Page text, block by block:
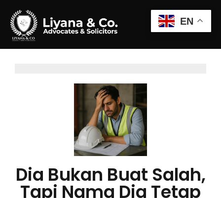
Dia Bukan Buat Salah,
Tapi Nama Dia Tetap
EN